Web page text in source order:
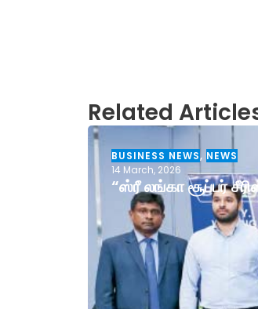
Related
BUSINESS NEWS, NEWS
14 March, 2026
“ஸ்ரீ லங்கா சூப்பர்